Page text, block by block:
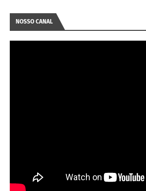
NOSSO CANAL